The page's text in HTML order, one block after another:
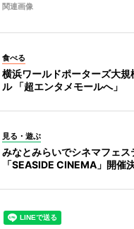
関連画像
食べる
横浜ワールドポーターズ大規
ル 「超エンタメモールへ」
見る・遊ぶ
みなとみらいでシネマフェス
「SEASIDE CINEMA」開催